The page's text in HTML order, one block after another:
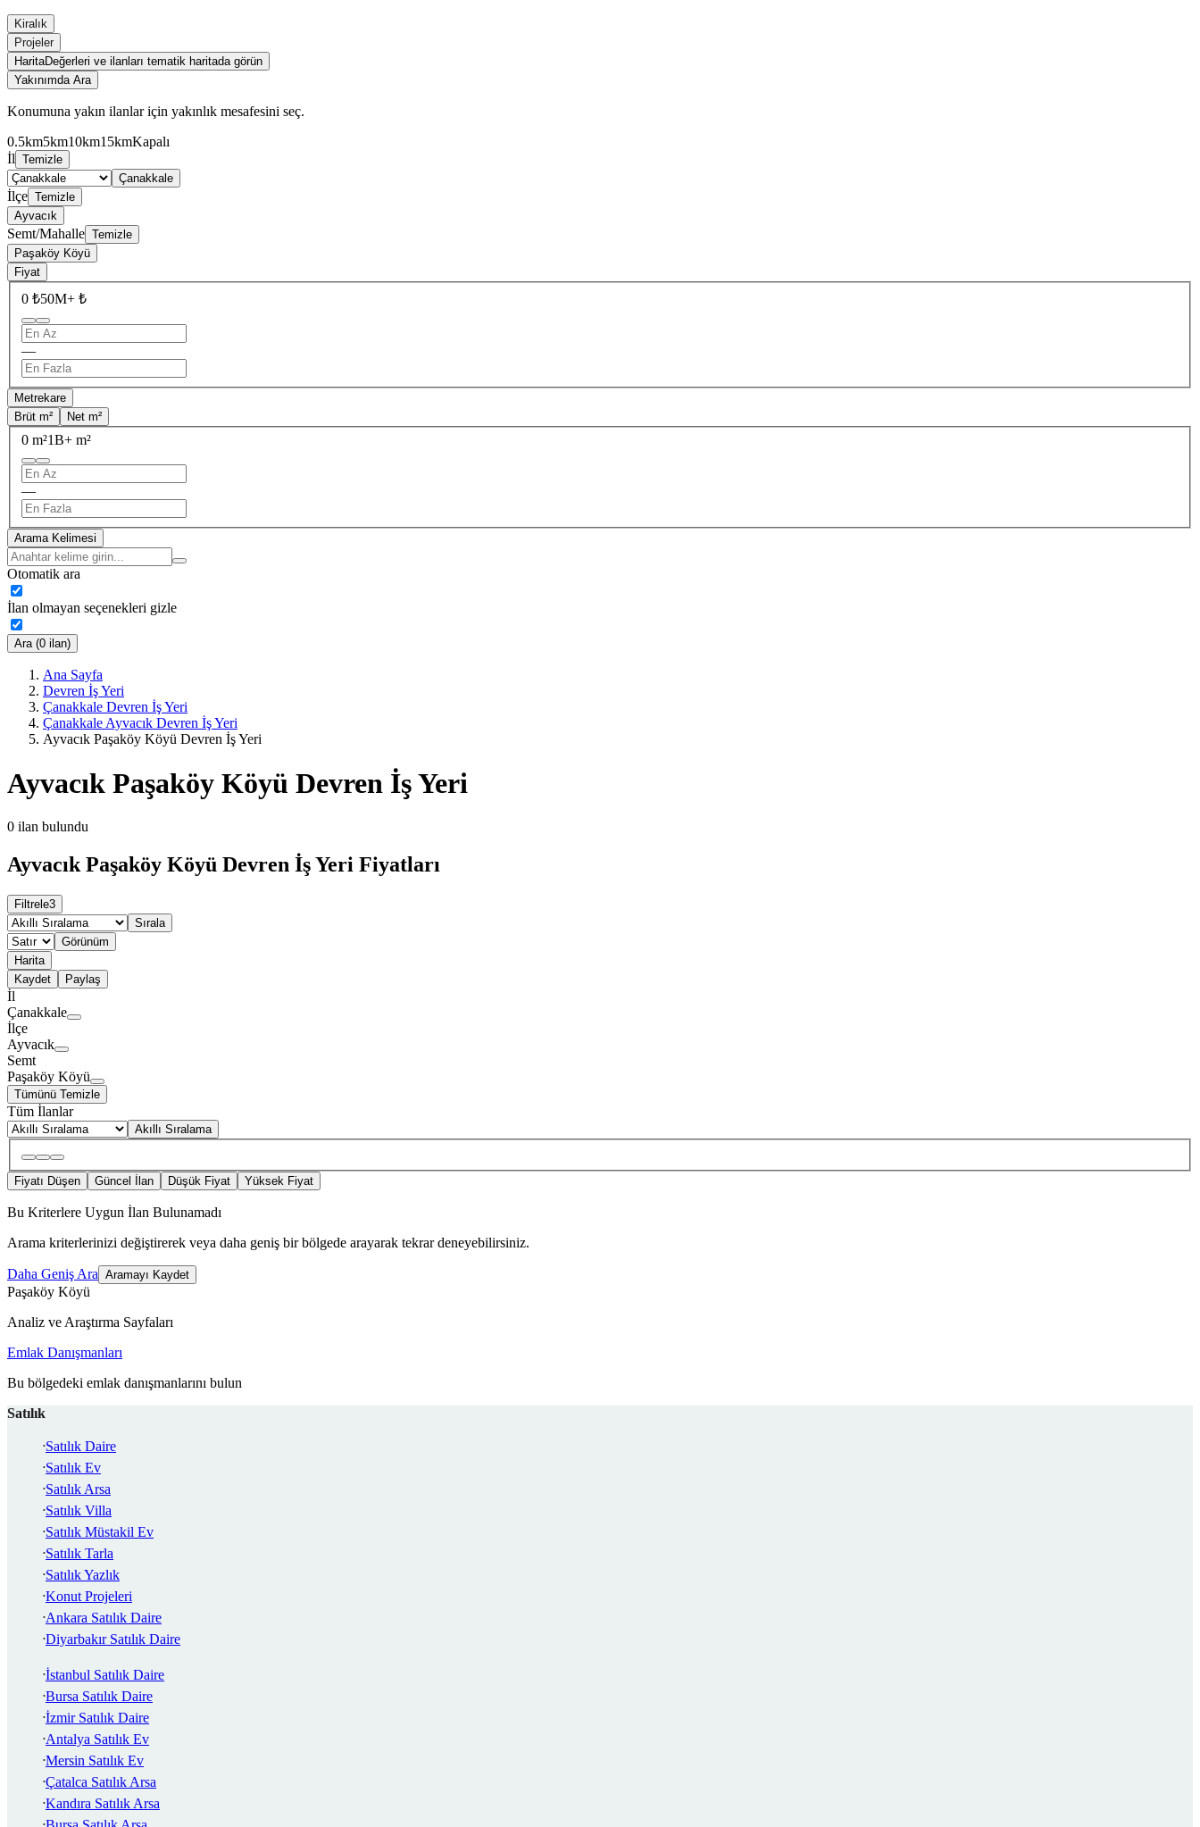
Kiralık
Projeler
HaritaDeğerleri ve ilanları tematik haritada görün
Yakınımda Ara
Konumuna yakın ilanlar için yakınlık mesafesini seç.
0.5km5km10km15kmKapalı
İl Temizle
Çanakkale
İlçe Temizle
Ayvacık
Semt/Mahalle Temizle
Paşaköy Köyü
Fiyat
0 ₺50M+ ₺
—
Metrekare
Brüt m²
Net m²
0 m²1B+ m²
—
Arama Kelimesi
Otomatik ara
İlan olmayan seçenekleri gizle
Ara (0 ilan)
Ana Sayfa
Devren İş Yeri
Çanakkale Devren İş Yeri
Çanakkale Ayvacık Devren İş Yeri
Ayvacık Paşaköy Köyü Devren İş Yeri
Ayvacık Paşaköy Köyü Devren İş Yeri
0 ilan bulundu
Ayvacık Paşaköy Köyü Devren İş Yeri Fiyatları
Filtrele3
Sırala
Görünüm
Harita
Kaydet
Paylaş
İl
Çanakkale
İlçe
Ayvacık
Semt
Paşaköy Köyü
Tümünü Temizle
Tüm İlanlar
Akıllı Sıralama
Fiyatı Düşen Güncel İlan Düşük Fiyat Yüksek Fiyat
Bu Kriterlere Uygun İlan Bulunamadı
Arama kriterlerinizi değiştirerek veya daha geniş bir bölgede arayarak tekrar deneyebilirsiniz.
Daha Geniş Ara Aramayı Kaydet
Paşaköy Köyü
Analiz ve Araştırma Sayfaları
Emlak Danışmanları
Bu bölgedeki emlak danışmanlarını bulun
Satılık
Satılık Daire
Satılık Ev
Satılık Arsa
Satılık Villa
Satılık Müstakil Ev
Satılık Tarla
Satılık Yazlık
Konut Projeleri
Ankara Satılık Daire
Diyarbakır Satılık Daire
İstanbul Satılık Daire
Bursa Satılık Daire
İzmir Satılık Daire
Antalya Satılık Ev
Mersin Satılık Ev
Çatalca Satılık Arsa
Kandıra Satılık Arsa